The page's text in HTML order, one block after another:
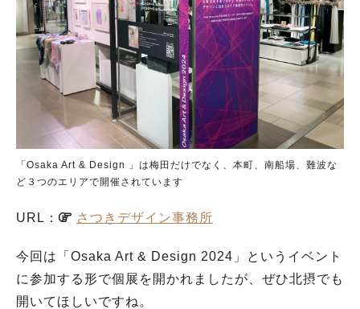
「Osaka Art & Design 」は梅田だけでなく、本町、南船場、難波な
ど３つのエリアで開催されています
URL： さつきデザイン事務所
今回は「Osaka Art & Design 2024」というイベント
に参加する形で個展を開かれましたが、ぜひ北摂でも
開いてほしいですね。